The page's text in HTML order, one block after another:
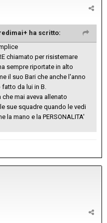
ha scritto:
chiamato per risistemare
sempre riportate in alto
il suo Bari che anche l'anno
da lui in B.
mai aveva allenato
sue squadre quando le vedi
la mano e la PERSONALITA'